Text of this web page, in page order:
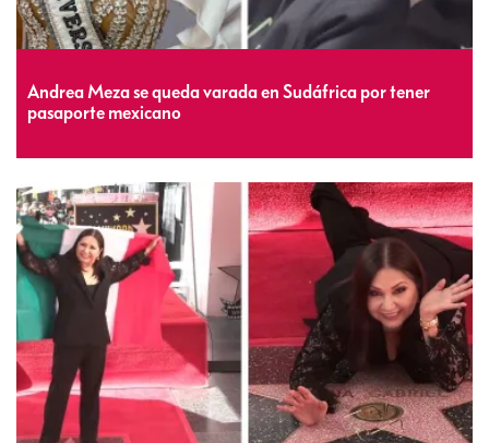
Andrea Meza se queda varada en Sudáfrica por tener
pasaporte mexicano